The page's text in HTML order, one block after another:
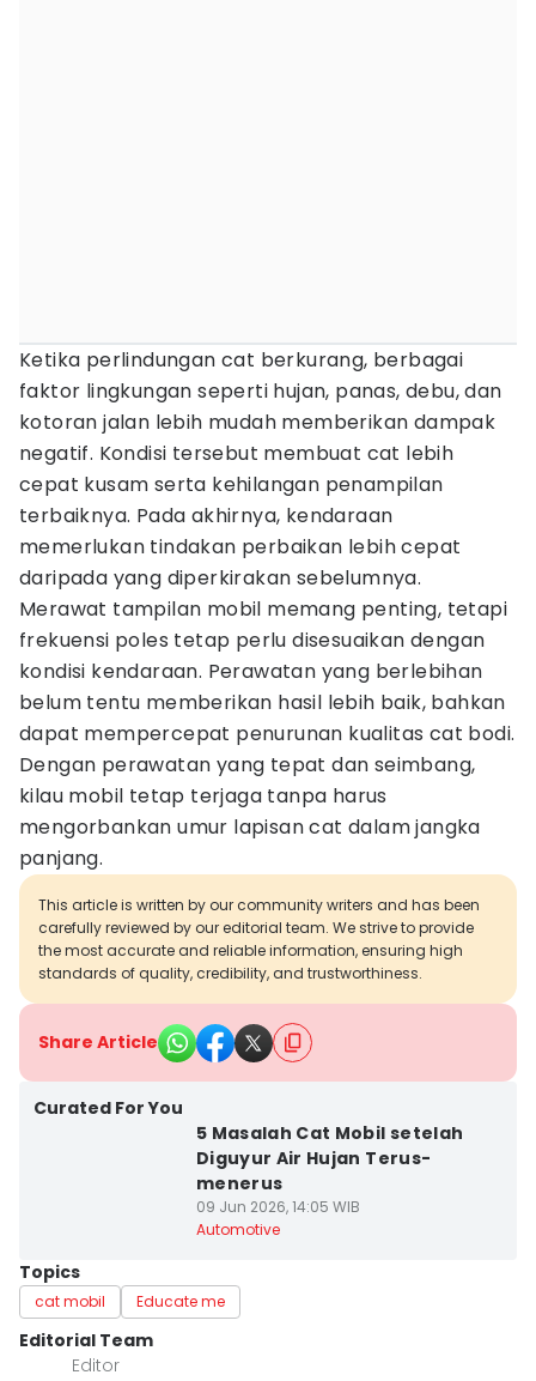
Ketika perlindungan cat berkurang, berbagai
faktor lingkungan seperti hujan, panas, debu, dan
kotoran jalan lebih mudah memberikan dampak
negatif. Kondisi tersebut membuat cat lebih
cepat kusam serta kehilangan penampilan
terbaiknya. Pada akhirnya, kendaraan
memerlukan tindakan perbaikan lebih cepat
daripada yang diperkirakan sebelumnya.
Merawat tampilan mobil memang penting, tetapi
frekuensi poles tetap perlu disesuaikan dengan
kondisi kendaraan. Perawatan yang berlebihan
belum tentu memberikan hasil lebih baik, bahkan
dapat mempercepat penurunan kualitas cat bodi.
Dengan perawatan yang tepat dan seimbang,
kilau mobil tetap terjaga tanpa harus
mengorbankan umur lapisan cat dalam jangka
panjang.
This article is written by our community writers and has been
carefully reviewed by our editorial team. We strive to provide
the most accurate and reliable information, ensuring high
standards of quality, credibility, and trustworthiness.
Share Article
Curated For You
5 Masalah Cat Mobil setelah
Diguyur Air Hujan Terus-
menerus
09 Jun 2026, 14:05 WIB
Automotive
Topics
cat mobil Educate me
Editorial Team
Editor